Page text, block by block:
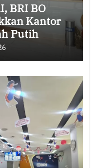
BRI BO
Kantor
Putih